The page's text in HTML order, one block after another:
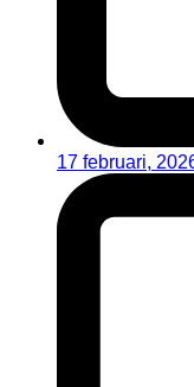
17 februari,